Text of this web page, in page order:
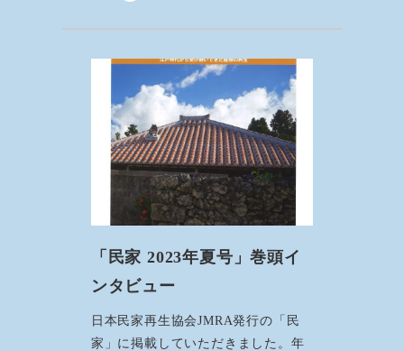
「民家 2023年夏号」巻頭イ
ンタビュー
日本民家再生協会JMRA発行の「民
家」に掲載していただきました。年